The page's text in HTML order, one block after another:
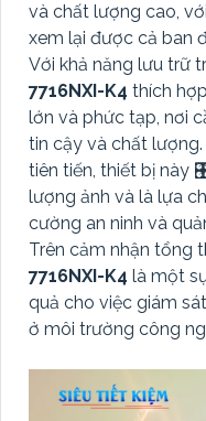
và chất lượng cao,
xem lại được cả ban
Với khả năng lưu trữ
7716NXI-K4 thích
lớn và phức tạp, nơi
tin cậy và chất
tiên tiến, thiết bị này
lượng ảnh và là lựa
cường an ninh và
Trên cảm nhận tổng
7716NXI-K4 là một
quả cho việc giám
ở môi trường công